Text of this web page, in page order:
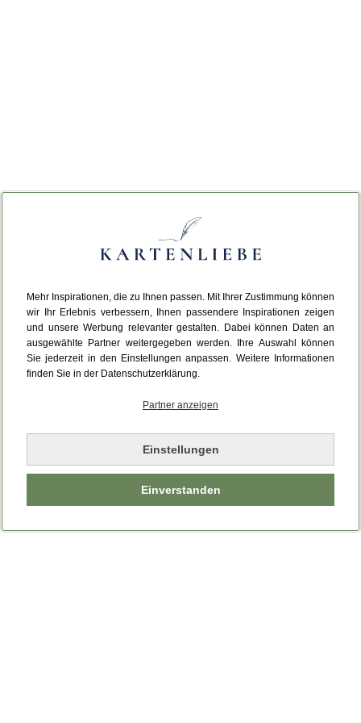
Mehr Inspirationen, die zu Ihnen passen. Mit Ihrer Zustimmung können
wir Ihr Erlebnis verbessern, Ihnen passendere Inspirationen zeigen
und unsere Werbung relevanter gestalten. Dabei können Daten an
ausgewählte Partner weitergegeben werden. Ihre Auswahl können
Sie jederzeit in den Einstellungen anpassen. Weitere Informationen
finden Sie in der Datenschutzerklärung.
Partner anzeigen
Einstellungen
Einverstanden